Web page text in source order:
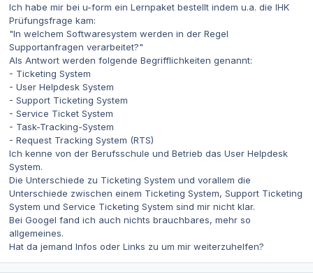
Ich habe mir bei u-form ein Lernpaket bestellt indem u.a. die IHK
Prüfungsfrage kam:
"In welchem Softwaresystem werden in der Regel
Supportanfragen verarbeitet?"
Als Antwort werden folgende Begrifflichkeiten genannt:
- Ticketing System
- User Helpdesk System
- Support Ticketing System
- Service Ticket System
- Task-Tracking-System
- Request Tracking System (RTS)
Ich kenne von der Berufsschule und Betrieb das User Helpdesk
System.
Die Unterschiede zu Ticketing System und vorallem die
Unterschiede zwischen einem Ticketing System, Support Ticketing
System und Service Ticketing System sind mir nicht klar.
Bei Googel fand ich auch nichts brauchbares, mehr so
allgemeines.
Hat da jemand Infos oder Links zu um mir weiterzuhelfen?